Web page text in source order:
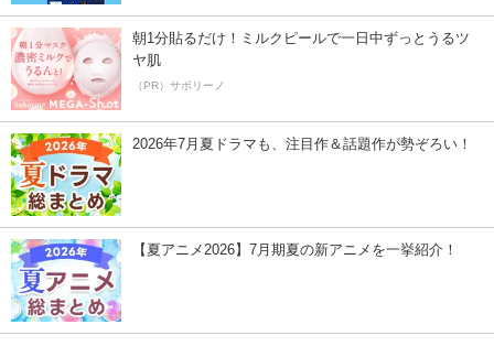
朝1分貼るだけ！ミルクピールで一日中ずっとうるツ
ヤ肌
（PR）サボリーノ
2026年7月夏ドラマも、注目作＆話題作が勢ぞろい！
【夏アニメ2026】7月期夏の新アニメを一挙紹介！